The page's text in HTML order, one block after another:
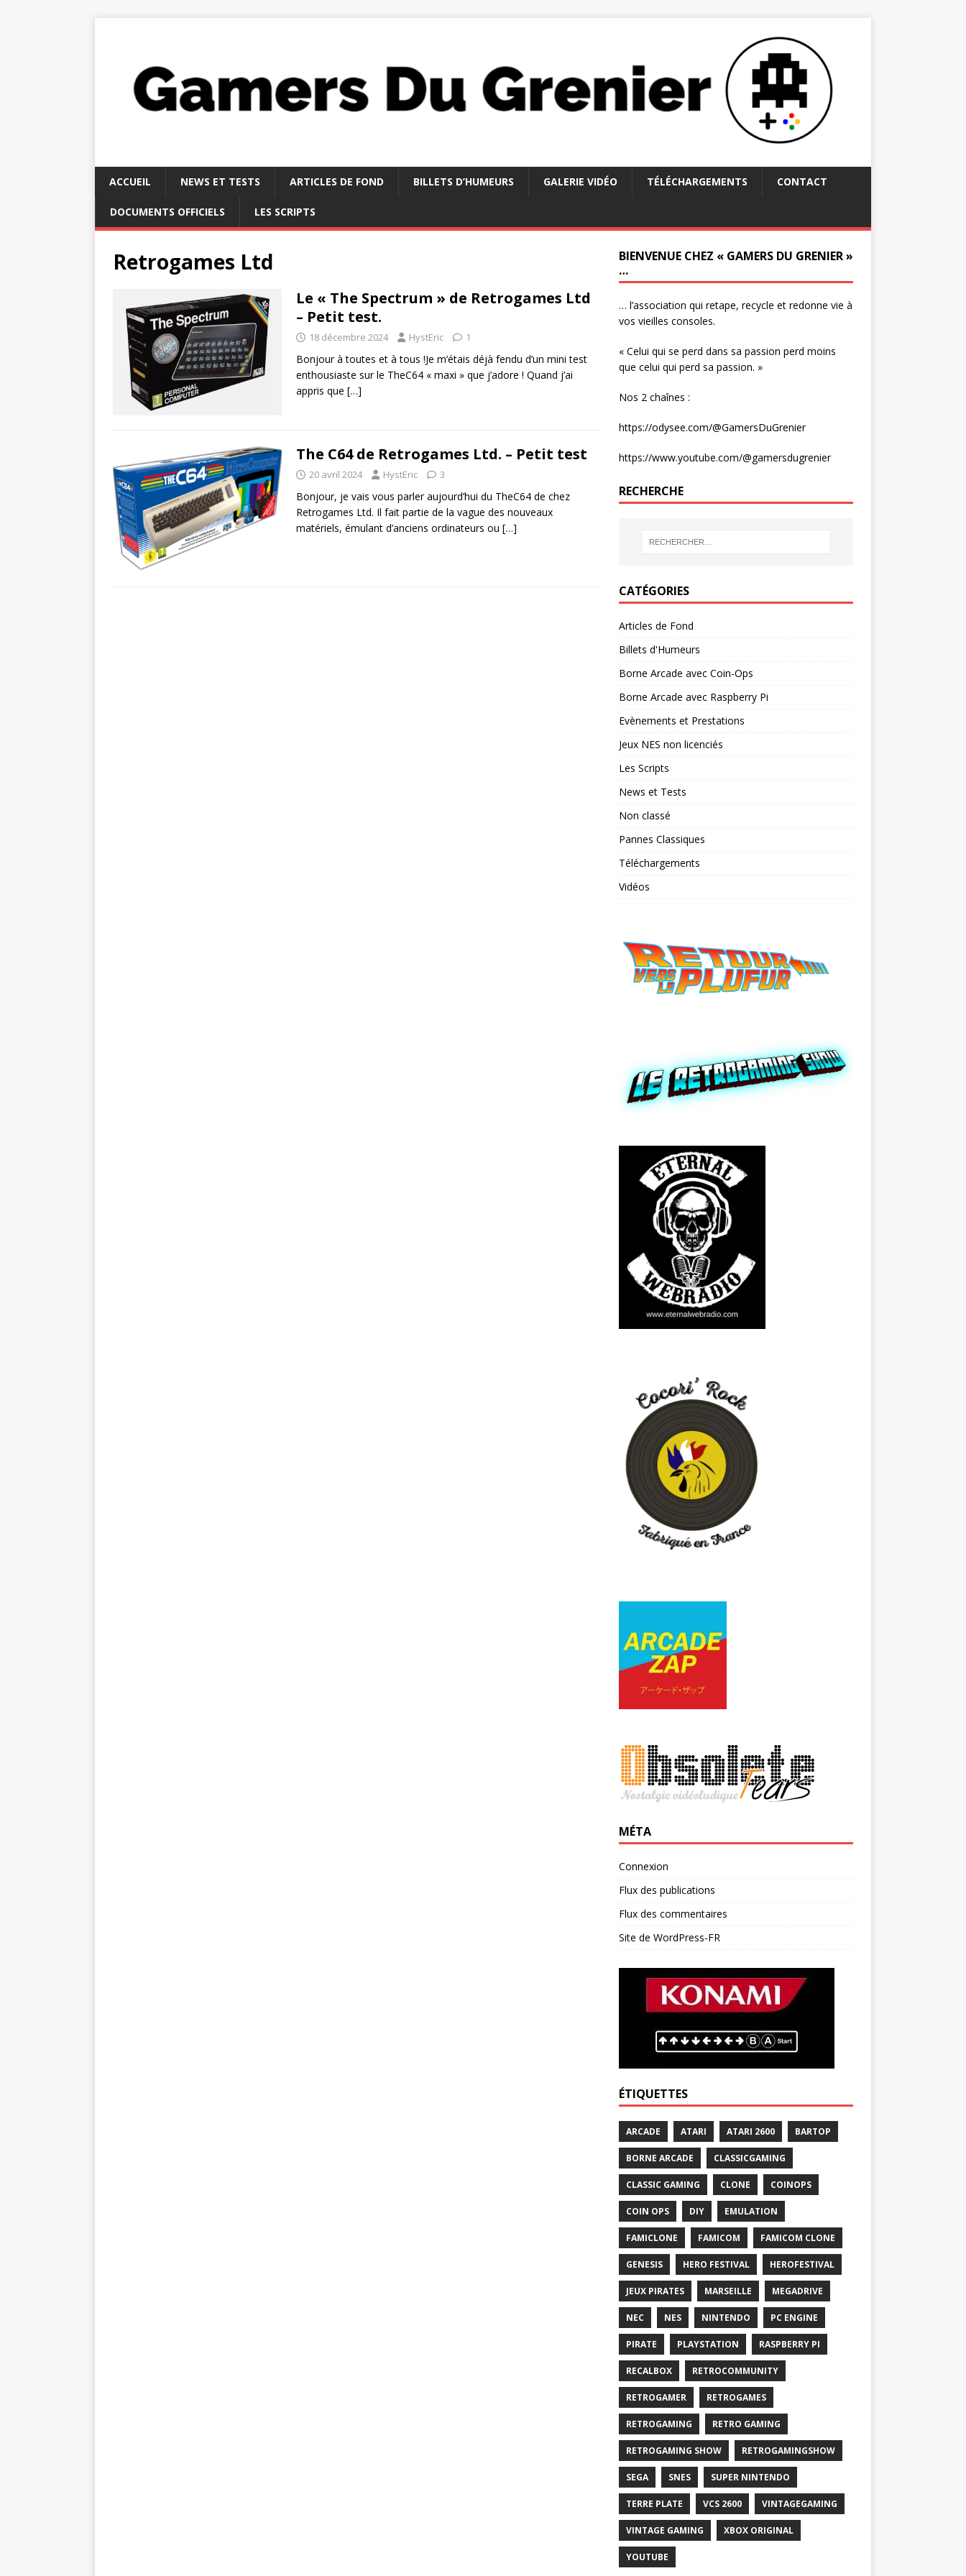
ACCUEIL NEWS ET TESTS ARTICLES DE FOND BILLETS D’HUMEURS GALERIE VIDÉO TÉLÉCHARGEMENTS CONTACT
DOCUMENTS OFFICIELS LES SCRIPTS
Retrogames Ltd
Le « The Spectrum » de Retrogames Ltd
– Petit test.
18 décembre 2024 HystEric 1
Bonjour à toutes et à tous !Je m’étais déjà fendu d’un mini test
enthousiaste sur le TheC64 « maxi » que j’adore ! Quand j’ai
appris que […]
The C64 de Retrogames Ltd. – Petit test
20 avril 2024 HystEric 3
Bonjour, je vais vous parler aujourd’hui du TheC64 de chez
Retrogames Ltd. Il fait partie de la vague des nouveaux
matériels, émulant d’anciens ordinateurs ou […]
BIENVENUE CHEZ « GAMERS DU GRENIER »
…
… l’association qui retape, recycle et redonne vie à
vos vieilles consoles.
« Celui qui se perd dans sa passion perd moins
que celui qui perd sa passion. »
Nos 2 chaînes :
https://odysee.com/@GamersDuGrenier
https://www.youtube.com/@gamersdugrenier
RECHERCHE
CATÉGORIES
Articles de Fond
Billets d'Humeurs
Borne Arcade avec Coin-Ops
Borne Arcade avec Raspberry Pi
Evènements et Prestations
Jeux NES non licenciés
Les Scripts
News et Tests
Non classé
Pannes Classiques
Téléchargements
Vidéos
MÉTA
Connexion
Flux des publications
Flux des commentaires
Site de WordPress-FR
ÉTIQUETTES
ARCADE ATARI ATARI 2600 BARTOP
BORNE ARCADE CLASSICGAMING
CLASSIC GAMING CLONE COINOPS
COIN OPS DIY EMULATION
FAMICLONE FAMICOM FAMICOM CLONE
GENESIS HERO FESTIVAL HEROFESTIVAL
JEUX PIRATES MARSEILLE MEGADRIVE
NEC NES NINTENDO PC ENGINE
PIRATE PLAYSTATION RASPBERRY PI
RECALBOX RETROCOMMUNITY
RETROGAMER RETROGAMES
RETROGAMING RETRO GAMING
RETROGAMING SHOW RETROGAMINGSHOW
SEGA SNES SUPER NINTENDO
TERRE PLATE VCS 2600 VINTAGEGAMING
VINTAGE GAMING XBOX ORIGINAL
YOUTUBE